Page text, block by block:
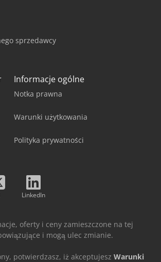
sprzedawcy
Informacje ogólne
Notka prawna
Warunki użytkowania
Polityka prywatności
LinkedIn
oferty i ceny zamieszczone na tej
i mogą ulec zmianie.
potwierdzasz, iż akceptujesz Warunki